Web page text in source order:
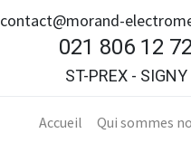
contact@morand-
021 806 12 72
ST-PREX - SIGNY
Accueil​ Qui sommes